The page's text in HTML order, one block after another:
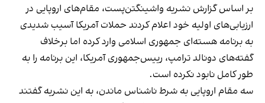
بر اساس گزارش نشریه واشینگتن‌پست، مقام‌های اروپایی در
ارزیابی‌های اولیه خود اعلام کردند حملات آمریکا آسیب شدیدی
به برنامه هسته‌ای جمهوری اسلامی وارد کرده اما برخلاف
گفته‌های دونالد ترامپ، رییس‌جمهوری آمریکا، این برنامه را به
طور کامل نابود نکرده است.
سه مقام اروپایی به شرط ناشناس ماندن، به این نشریه گفتند